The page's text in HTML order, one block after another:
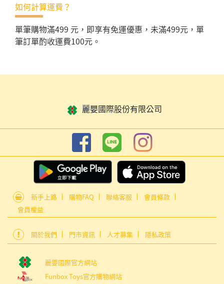
如何計算運費？
單筆購物滿499 元，即享有免運優惠，未滿499元，單
筆訂單酌收運費100元。
麗嬰國際股份有限公司
新手上路 購物FAQ 聯絡客服
會員條款
會員權益
關於我們 門市資訊 人才募集 隱私政策
麗嬰國際官方網站
Funbox Toys官方購物網站